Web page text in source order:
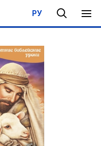
РУ
/ Având încredere în